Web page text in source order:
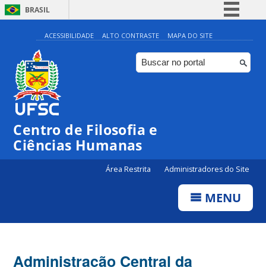
BRASIL
Simplifique!
Comunica BR
Participe
ACESSIBILIDADE ALTO CONTRASTE MAPA DO SITE
Centro de Filosofia e
Ciências Humanas
Área Restrita Administradores do Site
MENU
Administração Central da